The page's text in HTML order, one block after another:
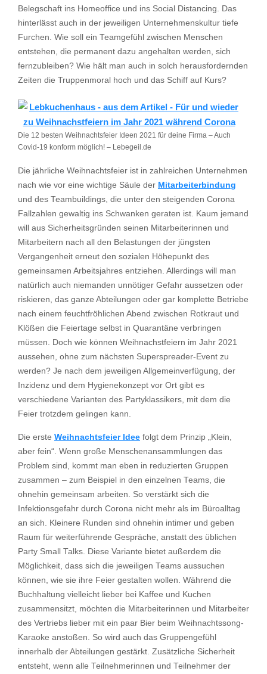
Belegschaft ins Homeoffice und ins Social Distancing. Das
hinterlässt auch in der jeweiligen Unternehmenskultur tiefe
Furchen. Wie soll ein Teamgefühl zwischen Menschen
entstehen, die permanent dazu angehalten werden, sich
fernzubleiben? Wie hält man auch in solch herausfordernden
Zeiten die Truppenmoral hoch und das Schiff auf Kurs?
Die 12 besten Weihnachtsfeier Ideen 2021 für deine Firma – Auch
Covid-19 konform möglich! – Lebegeil.de
Die jährliche Weihnachtsfeier ist in zahlreichen Unternehmen
nach wie vor eine wichtige Säule der Mitarbeiterbindung
und des Teambuildings, die unter den steigenden Corona
Fallzahlen gewaltig ins Schwanken geraten ist. Kaum jemand
will aus Sicherheitsgründen seinen Mitarbeiterinnen und
Mitarbeitern nach all den Belastungen der jüngsten
Vergangenheit erneut den sozialen Höhepunkt des
gemeinsamen Arbeitsjahres entziehen. Allerdings will man
natürlich auch niemanden unnötiger Gefahr aussetzen oder
riskieren, das ganze Abteilungen oder gar komplette Betriebe
nach einem feuchtfröhlichen Abend zwischen Rotkraut und
Klößen die Feiertage selbst in Quarantäne verbringen
müssen. Doch wie können Weihnachstfeiern im Jahr 2021
aussehen, ohne zum nächsten Superspreader-Event zu
werden? Je nach dem jeweiligen Allgemeinverfügung, der
Inzidenz und dem Hygienekonzept vor Ort gibt es
verschiedene Varianten des Partyklassikers, mit dem die
Feier trotzdem gelingen kann.
Die erste Weihnachtsfeier Idee folgt dem Prinzip „Klein,
aber fein“. Wenn große Menschenansammlungen das
Problem sind, kommt man eben in reduzierten Gruppen
zusammen – zum Beispiel in den einzelnen Teams, die
ohnehin gemeinsam arbeiten. So verstärkt sich die
Infektionsgefahr durch Corona nicht mehr als im Büroalltag
an sich. Kleinere Runden sind ohnehin intimer und geben
Raum für weiterführende Gespräche, anstatt des üblichen
Party Small Talks. Diese Variante bietet außerdem die
Möglichkeit, dass sich die jeweiligen Teams aussuchen
können, wie sie ihre Feier gestalten wollen. Während die
Buchhaltung vielleicht lieber bei Kaffee und Kuchen
zusammensitzt, möchten die Mitarbeiterinnen und Mitarbeiter
des Vertriebs lieber mit ein paar Bier beim Weihnachtssong-
Karaoke anstoßen. So wird auch das Gruppengefühl
innerhalb der Abteilungen gestärkt. Zusätzliche Sicherheit
entsteht, wenn alle Teilnehmerinnen und Teilnehmer der